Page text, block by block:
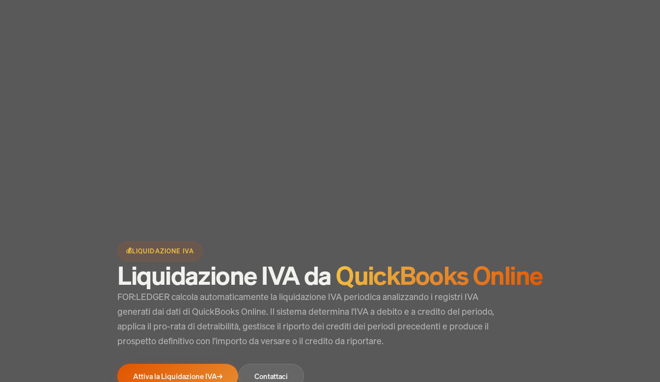
💰LIQUIDAZIONE IVA
Liquidazione IVA daQuickBooks Online
FOR:LEDGER calcola automaticamente la liquidazione IVA periodica analizzando i registri IVA
generati dai dati di QuickBooks Online. Il sistema determina l'IVA a debito e a credito del periodo,
applica il pro-rata di detraibilità, gestisce il riporto dei crediti dei periodi precedenti e produce il
prospetto definitivo con l'importo da versare o il credito da riportare.
Attiva la Liquidazione IVA→ Contattaci